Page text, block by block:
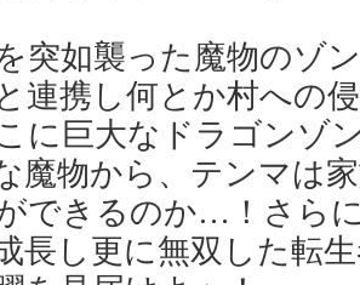
突如襲った魔物のゾ
連携し何とか村への
に巨大なドラゴンゾ
魔物から、テンマは
できるのか…！さら
長し更に無双した転